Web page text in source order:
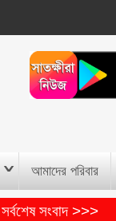
আমাদের পরিবার
সর্বশেষ সংবাদ >>>